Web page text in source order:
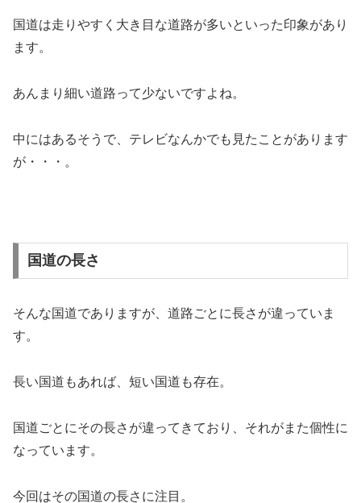
国道は走りやすく大き目な道路が多いといった印象があり
ます。
あんまり細い道路って少ないですよね。
中にはあるそうで、テレビなんかでも見たことがあります
が・・・。
国道の長さ
そんな国道でありますが、道路ごとに長さが違っていま
す。
長い国道もあれば、短い国道も存在。
国道ごとにその長さが違ってきており、それがまた個性に
なっています。
今回はその国道の長さに注目。